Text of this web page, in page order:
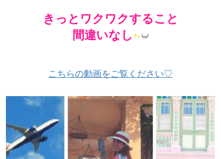
きっとワクワクすること
間違いなし
こちらの動画をご覧ください♡